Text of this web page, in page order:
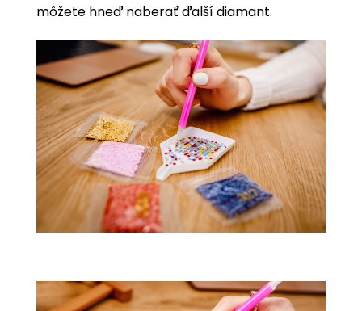
môžete hneď naberať ďalší diamant.